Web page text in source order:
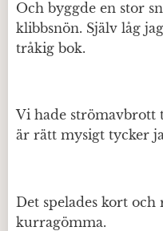
Och byggde en stor
klibbsnön. Själv låg
tråkig bok.
Vi hade strömavbrott
är rätt mysigt tycker
Det spelades kort och
kurragömma.